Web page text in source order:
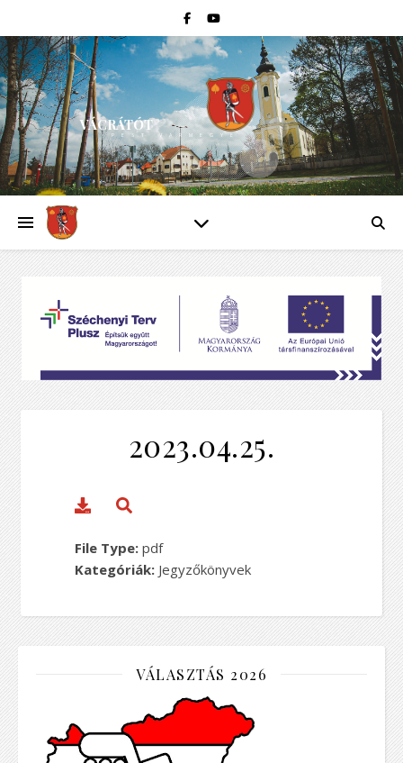
VÁCRÁTÓT
PEST VÁRMEGYE
2023.04.25.
File Type: pdf
Kategóriák: Jegyzőkönyvek
VÁLASZTÁS 2026